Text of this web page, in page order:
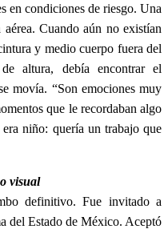
en condiciones de riesgo. Una
Cuando aún no existían
y medio cuerpo fuera del
altura, debía encontrar el
movía. “Son emociones muy
que le recordaban algo
niño: quería un trabajo que
visual
definitivo. Fue invitado a
del Estado de México. Aceptó